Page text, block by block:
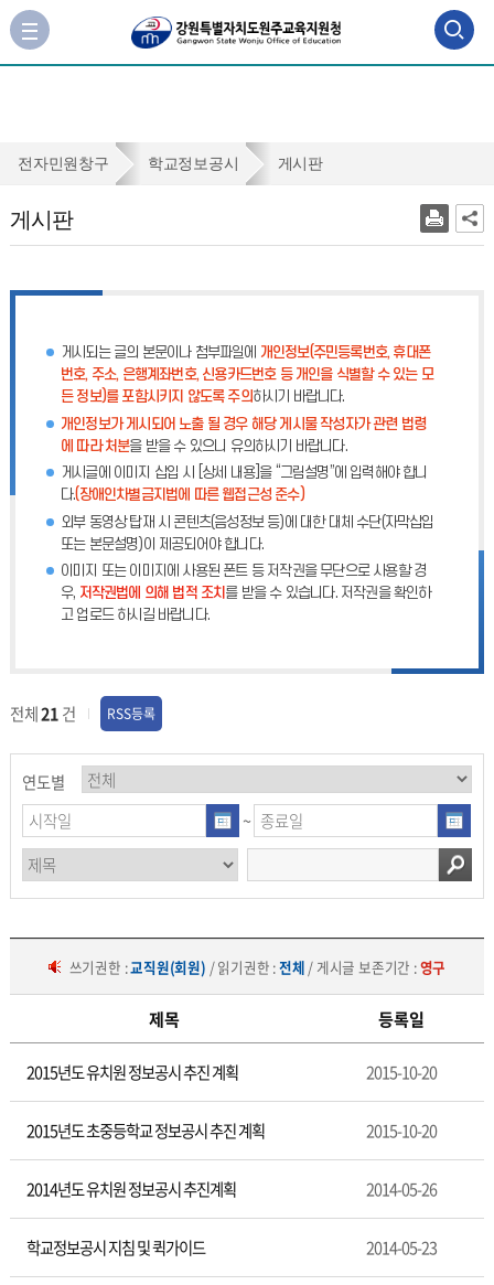
검
색
기
사
이
가
게
판
전자민원창구 학교정보공시 게시판
게시판
게시되는 글의 본문이나 첨부파일에 개인정보(주민등록번호, 휴대폰
번호, 주소, 은행계좌번호, 신용카드번호 등 개인을 식별할 수 있는 모
든 정보)를 포함시키지 않도록 주의하시기 바랍니다.
개인정보가 게시되어 노출 될 경우 해당 게시물 작성자가 관련 법령
에 따라 처분을 받을 수 있으니 유의하시기 바랍니다.
게시글에 이미지 삽입 시 [상세 내용]을 “그림설명”에 입력해야 합니
다.(장애인차별금지법에 따른 웹접근성 준수)
외부 동영상 탑재 시 콘텐츠(음성정보 등)에 대한 대체 수단(자막삽입
또는 본문설명)이 제공되어야 합니다.
이미지 또는 이미지에 사용된 폰트 등 저작권을 무단으로 사용할 경
우, 저작권법에 의해 법적 조치 를 받을 수 있습니다. 저작권을 확인하
고 업로드 하시길 바랍니다.
전체21건 RSS등록
연도별
~
쓰기권한 :교직원(회원) / 읽기권한 :전체 / 게시글 보존기간 :영구
판
제목 등록일
2015년도 유치원 정보공시 추진 계획 2015-10-20
2015년도 초중등학교 정보공시 추진 계획 2015-10-20
2014년도 유치원 정보공시 추진계획 2014-05-26
학교정보공시 지침 및 퀵가이드 2014-05-23